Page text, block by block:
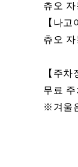
츄오
【나고
츄오
【주차
무료 주
※겨울